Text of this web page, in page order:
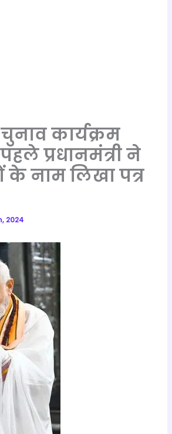
कार्यक्रम
प्रधानमंत्री ने
के नाम लिखा पत्र
2024